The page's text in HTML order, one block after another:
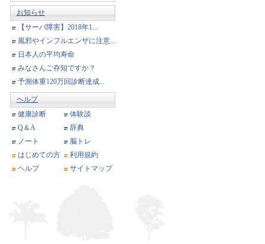
お知らせ
【サーバ障害】2018年1...
風邪やインフルエンザに注意...
日本人の平均寿命
みなさんご存知ですか？
予測体重120万回診断達成...
ヘルプ
健康診断
体験談
Q＆A
辞典
ノート
脳トレ
はじめての方
利用規約
ヘルプ
サイトマップ